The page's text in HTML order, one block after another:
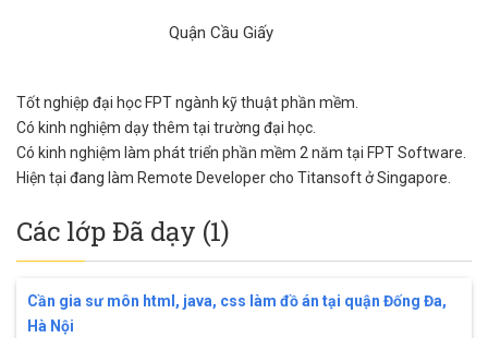
Quận Cầu Giấy
Tốt nghiệp đại học FPT ngành kỹ thuật phần mềm.
Có kinh nghiệm dạy thêm tại trường đại học.
Có kinh nghiệm làm phát triển phần mềm 2 năm tại FPT Software.
Hiện tại đang làm Remote Developer cho Titansoft ở Singapore.
Các lớp Đã dạy (1)
Cần gia sư môn html, java, css làm đồ án tại quận Đống Đa,
Hà Nội